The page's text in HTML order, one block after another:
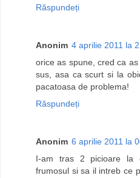
Răspundeți
Anonim 4 aprilie 2011 la
orice as spune, cred ca
sus, asa ca scurt si la
pacatoasa de problema!
Răspundeți
Anonim 6 aprilie 2011 la
I-am tras 2 picioare la
frumosul si sa il intreb ce